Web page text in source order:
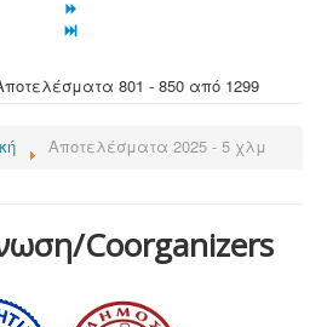
801 - 850 από 1299
Αποτελέσματα 2025 - 5 χλμ
Coorganizers